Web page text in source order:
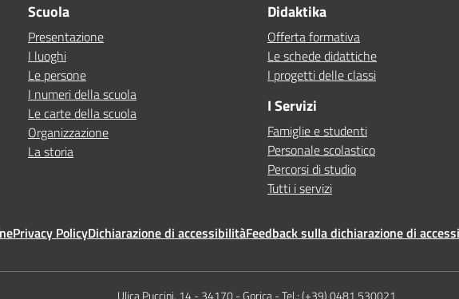
Scuola
Presentazione
I luoghi
Le persone
I numeri della scuola
Le carte della scuola
Organizzazione
La storia
Didaktika
Offerta formativa
Le schede didattiche
I progetti delle classi
I Servizi
Famiglie e studenti
Personale scolastico
Percorsi di studio
Tutti i servizi
Privacy PolicyDichiarazione di accessibilitàFeedback sulla dichiarazione di
Ulica Puccini, 14 - 34170 - Gorica - Tel.: (+39) 0481 530021